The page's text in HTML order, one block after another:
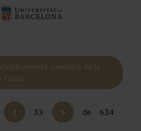
científics de la
Física
33 de 634